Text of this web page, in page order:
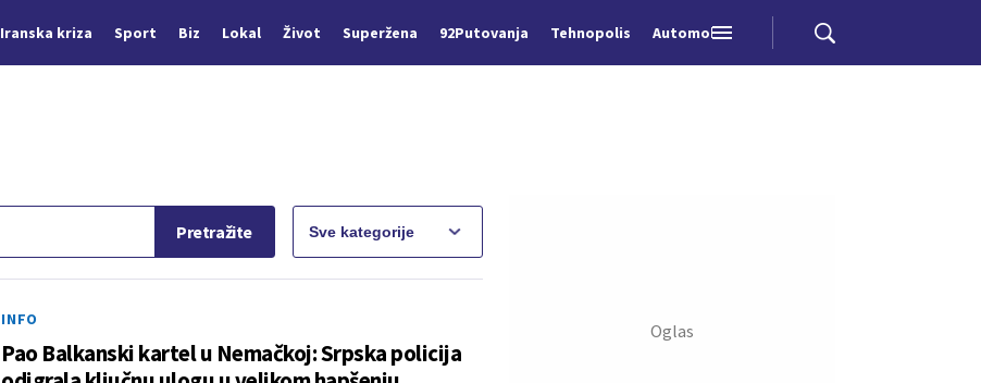
Iranska kriza Sport Biz Lokal Život Superžena 92Putovanja Tehnopolis Automobili
Pretražite
INFO
Pao Balkanski kartel u Nemačkoj: Srpska policija